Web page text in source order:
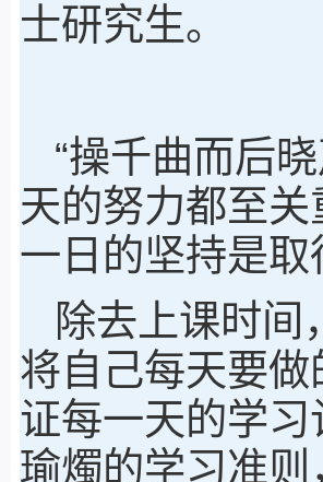
士研究生。
“操千曲而后
天的努力都至
一日的坚持是
除去上课时间
将自己每天要做
证每一天的学
瑜燭的学习准